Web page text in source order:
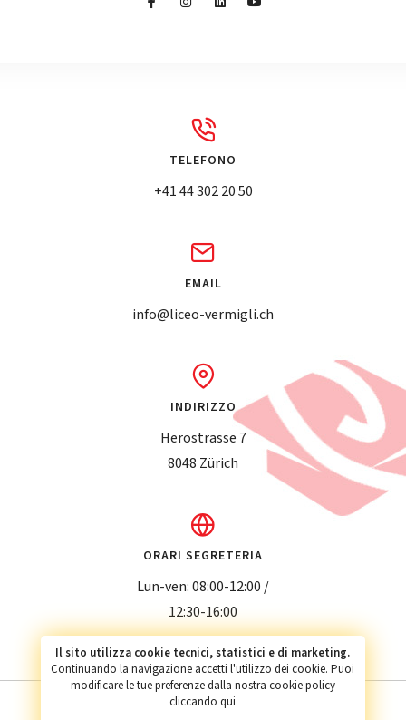
TELEFONO
+41 44 302 20 50
EMAIL
info@liceo-vermigli.ch
INDIRIZZO
Herostrasse 7
8048 Zürich
ORARI SEGRETERIA
Lun-ven: 08:00-12:00 /
12:30-16:00
Privacy policy
Il sito utilizza cookie tecnici, statistici e di marketing.
Continuando la navigazione accetti l'utilizzo dei cookie. Puoi
modificare le tue preferenze dalla nostra cookie policy
cliccando qui